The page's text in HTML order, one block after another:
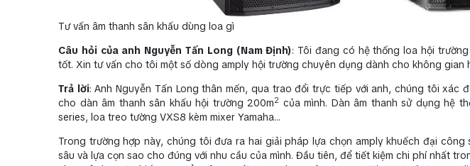
Tư vấn âm thanh sân khấu dùng loa gì
Câu hỏi của anh Nguyễn Tấn Long (Nam Định): Tôi đang có hệ thống loa hội
tốt. Xin tư vấn cho tôi một số dòng amply hội trường chuyên dụng dành cho không gian
Trả lời: Anh Nguyễn Tấn Long thân mến, qua trao đổi trực tiếp với anh, chúng tôi xác
cho dàn âm thanh sân khấu hội trường 200m2 của mình. Dàn âm thanh sử dụng hệ
series, loa treo tường VXS8 kèm mixer Yamaha…
Trong trường hợp này, chúng tôi đưa ra hai giải pháp lựa chọn amply khuếch đại
sâu và lựa cọn sao cho đúng với nhu cầu của mình. Đầu tiên, để tiết kiệm chi phí nhất